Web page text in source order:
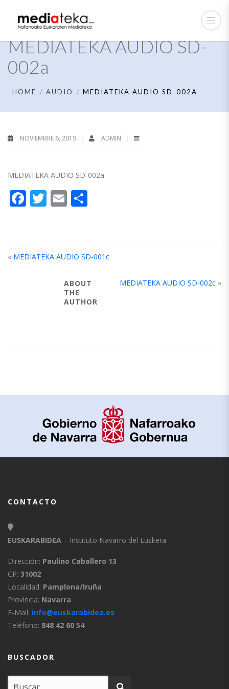
MEDIATEKA AUDIO SD-
002a
HOME AUDIO MEDIATEKA AUDIO SD-002A
NOVIEMBRE 6, 2019 ADMIN
MEDIATEKA AUDIO SD-002a
Facebook
Twitter
Email
« MEDIATEKA AUDIO SD-001c
MEDIATEKA AUDIO SD-002c »
ABOUT
THE
AUTHOR
CONTACTO
EUSKARABIDEA – Instituto Navarro del Euskera
Dirección: Paulino Caballero 13
CP: 31002
Localidad: Pamplona/Iruña
Provincia: Navarra
E-Mail: info@euskarabidea.es
Teléfono: 848 42 60 54
BUSCADOR